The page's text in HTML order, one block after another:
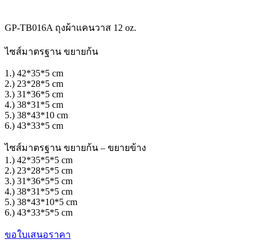
GP-TB016A ถุงผ้าแคนวาส 12 oz.
ไซส์มาตรฐาน ขยายก้น
1.) 42*35*5 cm
2.) 23*28*5 cm
3.) 31*36*5 cm
4.) 38*31*5 cm
5.) 38*43*10 cm
6.) 43*33*5 cm
ไซส์มาตรฐาน ขยายก้น – ขยายข้าง
1.) 42*35*5*5 cm
2.) 23*28*5*5 cm
3.) 31*36*5*5 cm
4.) 38*31*5*5 cm
5.) 38*43*10*5 cm
6.) 43*33*5*5 cm
ขอใบเสนอราคา